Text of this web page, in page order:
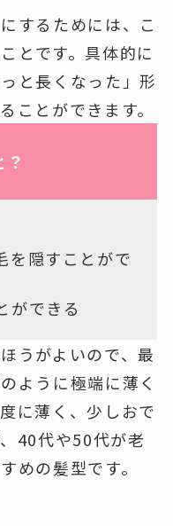
するためには、
こ
とです。具体的に
と長くなった」形
ことができます。
を隠すことがで
ができる
うがよいので、最
ように極端に薄く
に薄く、少しおで
40代や50代が老
めの髪型です。